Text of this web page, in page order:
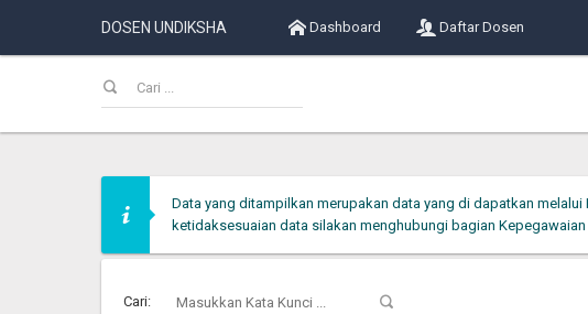
DOSEN UNDIKSHA Dashboard Daftar Dosen
Data yang ditampilkan merupakan data yang di dapatkan
ketidaksesuaian data silakan menghubungi bagian
Cari: